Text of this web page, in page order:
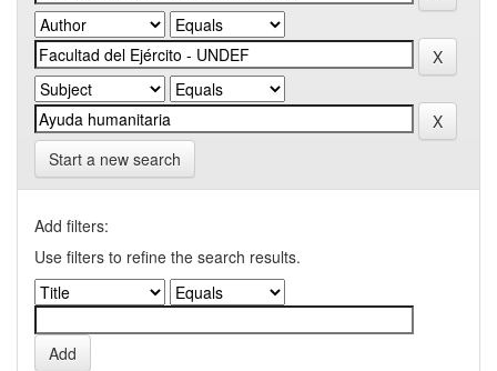
Start a new search
Add filters:
Use filters to refine the search results.